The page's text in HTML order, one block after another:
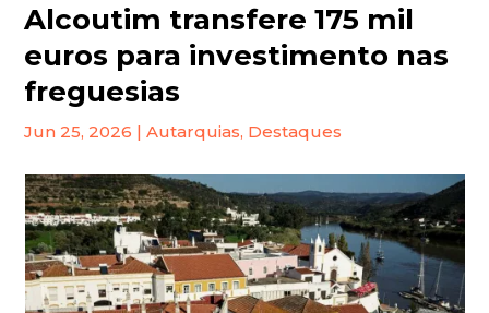
Alcoutim transfere 175 mil
euros para investimento nas
freguesias
Jun 25, 2026 |Autarquias, Destaques